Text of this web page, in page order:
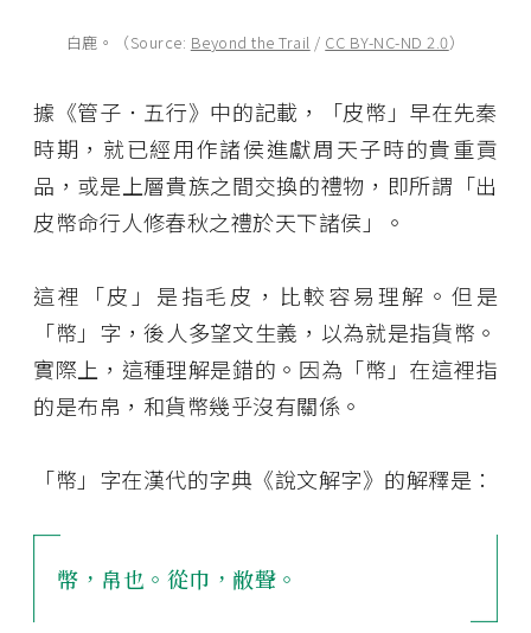
白鹿。（Source: Beyond the Trail / CC BY-NC-ND 2.0）
據《管子．五行》中的記載，「皮幣」早在先秦
時期，就已經用作諸侯進獻周天子時的貴重貢
品，或是上層貴族之間交換的禮物，即所謂「出
皮幣命行人修春秋之禮於天下諸侯」。
這裡「皮」是指毛皮，比較容易理解。但是
「幣」字，後人多望文生義，以為就是指貨幣。
實際上，這種理解是錯的。因為「幣」在這裡指
的是布帛，和貨幣幾乎沒有關係。
「幣」字在漢代的字典《說文解字》的解釋是：
幣，帛也。從巾，敝聲。